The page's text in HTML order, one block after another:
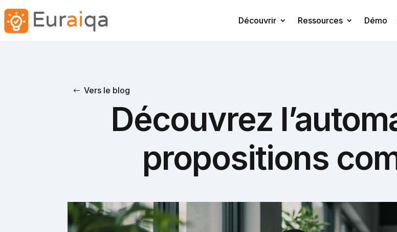
Découvrir Ressources Démo
Vers le blog
Découvrez
propositions